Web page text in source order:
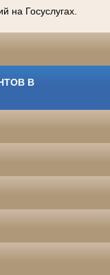
на Госуслугах.
В